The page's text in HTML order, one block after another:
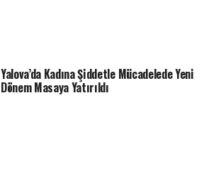
Yalova’da Kadına Şiddetle Mücadelede Yeni
Dönem Masaya Yatırıldı